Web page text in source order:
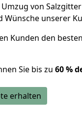
von
unserer
Kunden den
Sie bis zu 60 %
erhalten